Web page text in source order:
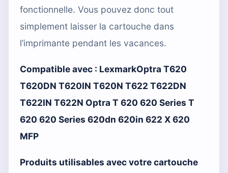
fonctionnelle. Vous pouvez donc tout
simplement laisser la cartouche dans
l’imprimante pendant les vacances.
Compatible avec : LexmarkOptra T620
T620DN T620IN T620N T622 T622DN
T622IN T622N Optra T 620 620 Series T
620 620 Series 620dn 620in 622 X 620
MFP
Produits utilisables avec votre cartouche